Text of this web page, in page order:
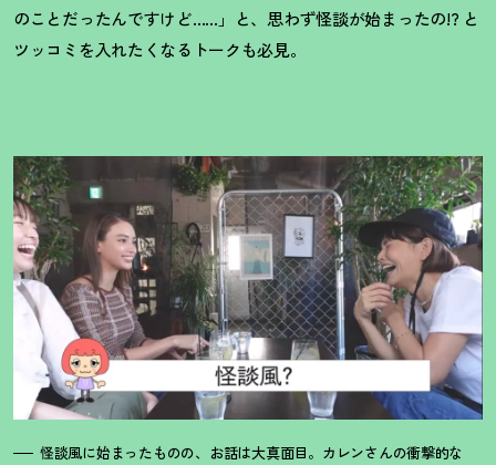
のことだったんですけど……」と、思わず怪談が始まったの!? と
ツッコミを入れたくなるトークも必見。
怪談風に始まったものの、お話は大真面目。カレンさんの衝撃的な